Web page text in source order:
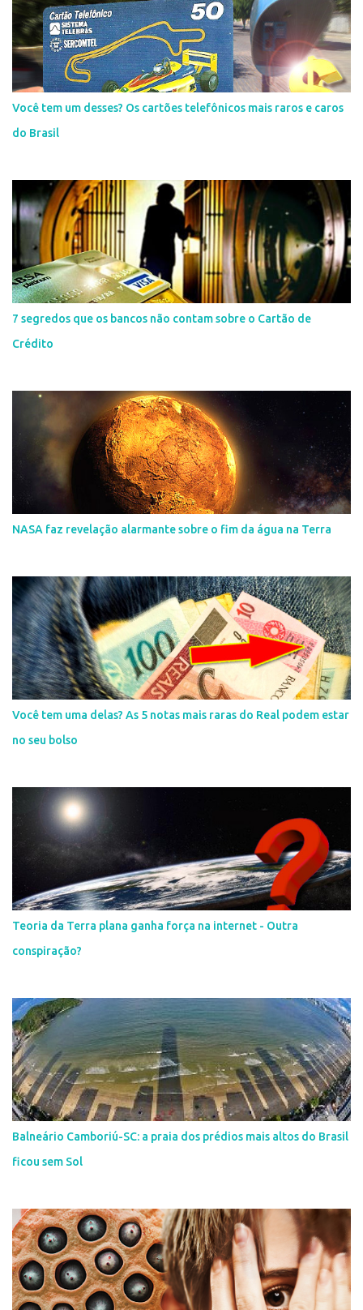
Você tem um desses? Os cartões telefônicos mais raros e caros
do Brasil
7 segredos que os bancos não contam sobre o Cartão de
Crédito
NASA faz revelação alarmante sobre o fim da água na Terra
Você tem uma delas? As 5 notas mais raras do Real podem estar
no seu bolso
Teoria da Terra plana ganha força na internet - Outra
conspiração?
Balneário Camboriú-SC: a praia dos prédios mais altos do Brasil
ficou sem Sol